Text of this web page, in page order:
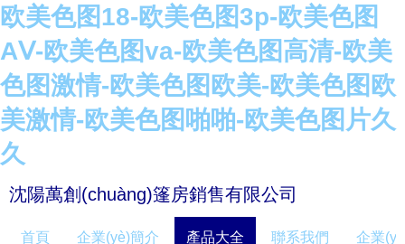
欧美色图18-欧美色图3p-欧美色图
AⅤ-欧美色图va-欧美色图高清-欧美
色图激情-欧美色图欧美-欧美色图欧
美激情-欧美色图啪啪-欧美色图片久
久
沈陽萬創(chuàng)篷房銷售有限公司
首頁 企業(yè)簡介 產品大全 聯系我們 企業